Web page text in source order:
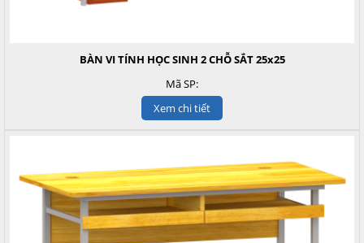
BÀN VI TÍNH HỌC SINH 2 CHỖ SẮT 25x25
Mã SP:
Xem chi tiết